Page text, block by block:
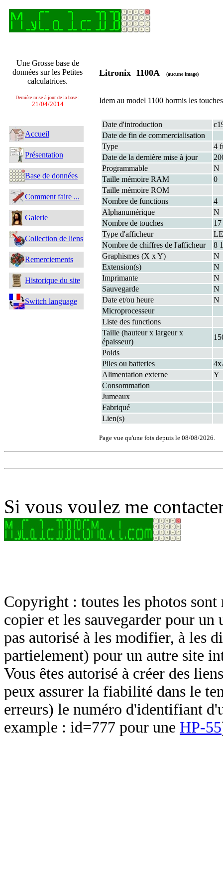
Une Grosse base de
données sur les Petites
calculatrices.
Dernière mise à jour de la base :
21/04/2014
Accueil
Présentation
Base de données
Comment faire ...
Galerie
Collection de liens
Remerciements
Historique du site
Switch language
Litronix 1100A (aucune image)
Idem au model 1100 hormis les
Date d'introduction
Date de fin de commercialisation
Type
4
Date de la dernière mise à jour
Programmable
N
Taille mémoire RAM
0
Taille mémoire ROM
Nombre de functions
4
Alphanumérique
N
Nombre de touches
17
Type d'afficheur
Nombre de chiffres de l'afficheur
8
Graphismes (X x Y)
N
Extension(s)
N
Imprimante
N
Sauvegarde
N
Date et/ou heure
N
Microprocesseur
Liste des functions
Taille (hauteur x largeur x
épaisseur)
Poids
Piles ou batteries
Alimentation externe
Y
Consommation
Jumeaux
Fabriqué
Lien(s)
Page vue qu'une fois depuis le 08/08/2026.
Si vous voulez me
Copyright : toutes les photos sont
copier et les sauvegarder pour un
pas autorisé à les modifier, à les
partielement) pour un autre site
Vous êtes autorisé à créer des
peux assurer la fiabilité dans le
erreurs) le numéro d'identifiant
example : id=777 pour une HP-55